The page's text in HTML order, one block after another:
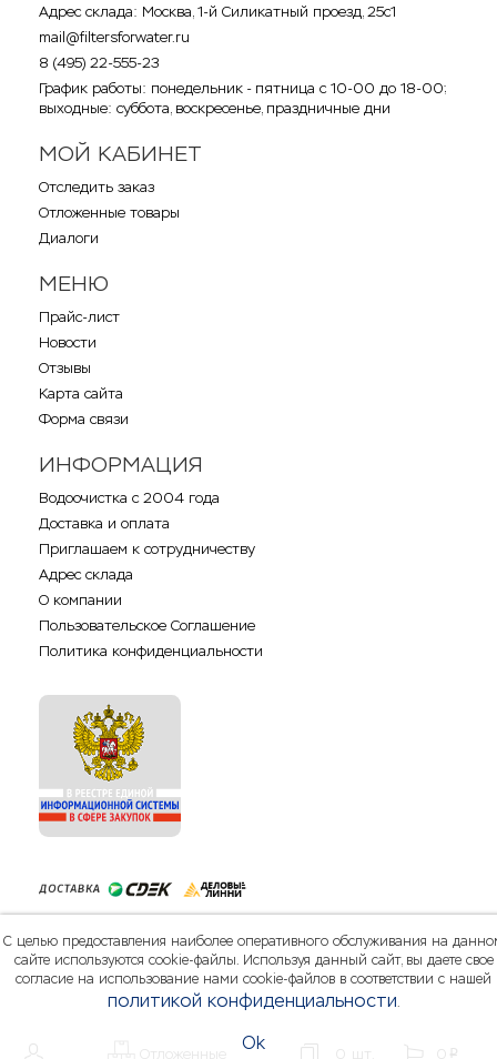
Отложенные шт. шт. p
Адрес склада: Москва, 1-й Силикатный проезд, 25с1
mail@filtersforwater.ru
8 (495) 22-555-23
График работы: понедельник - пятница с 10-00 до 18-00;
выходные: суббота, воскресенье, праздничные дни
МОЙ КАБИНЕТ
Отследить заказ
Отложенные товары
Диалоги
МЕНЮ
Прайс-лист
Новости
Отзывы
Карта сайта
Форма связи
ИНФОРМАЦИЯ
Водоочистка с 2004 года
Доставка и оплата
Приглашаем к сотрудничеству
Адрес склада
О компании
Пользовательское Соглашение
Политика конфиденциальности
С целью предоставления наиболее оперативного обслуживания на
сайте используются cookie-файлы. Используя данный сайт, вы даете свое
согласие на использование нами cookie-файлов в соответствии с нашей
политикой конфиденциальности.
Ok